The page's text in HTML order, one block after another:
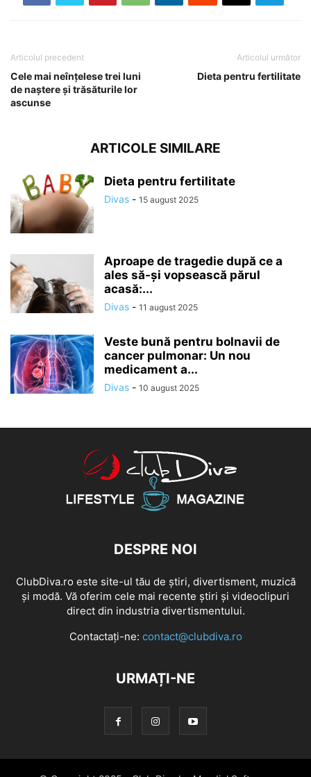
Articolul precedent
Cele mai neînțelese trei luni
de naștere și trăsăturile lor
ascunse
Articolul următor
Dieta pentru fertilitate
ARTICOLE SIMILARE
Dieta pentru fertilitate
Divas - 15 august 2025
Aproape de tragedie după ce a
ales să-și vopsească părul
acasă:...
Divas - 11 august 2025
Veste bună pentru bolnavii de
cancer pulmonar: Un nou
medicament a...
Divas - 10 august 2025
DESPRE NOI
ClubDiva.ro este site-ul tău de știri, divertisment, muzică
și modă. Vă oferim cele mai recente știri și videoclipuri
direct din industria divertismentului.
Contactați-ne: contact@clubdiva.ro
URMAȚI-NE